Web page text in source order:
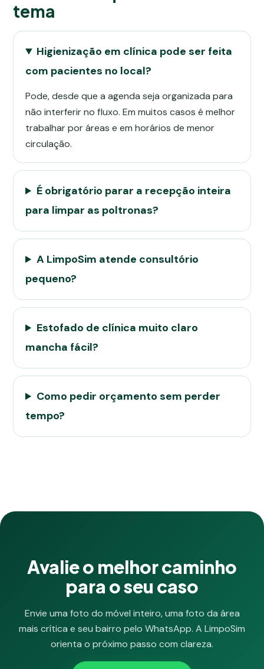
tema
Higienização em clínica pode ser feita
com pacientes no local?
Pode, desde que a agenda seja organizada para
não interferir no fluxo. Em muitos casos é melhor
trabalhar por áreas e em horários de menor
circulação.
É obrigatório parar a recepção inteira
para limpar as poltronas?
A LimpoSim atende consultório
pequeno?
Estofado de clínica muito claro
mancha fácil?
Como pedir orçamento sem perder
tempo?
Avalie o melhor caminho
para o seu caso
Envie uma foto do móvel inteiro, uma foto da área
mais crítica e seu bairro pelo WhatsApp. A LimpoSim
orienta o próximo passo com clareza.